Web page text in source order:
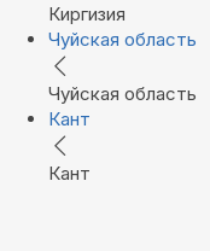
Киргизия
Чуйская область
Чуйская область
Кант
Кант